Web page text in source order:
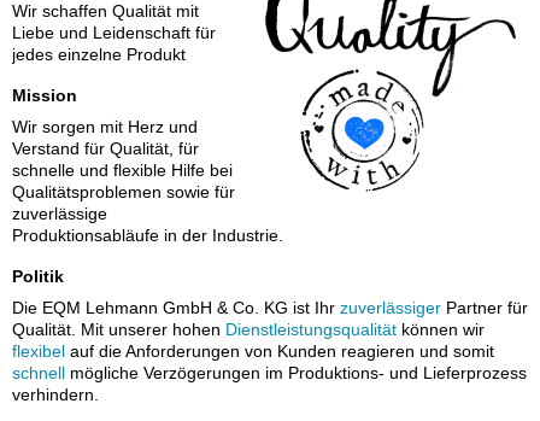
Wir schaffen Qualität mit
Liebe und Leidenschaft für
jedes einzelne Produkt
Mission
Wir sorgen mit Herz und
Verstand für Qualität, für
schnelle und flexible Hilfe bei
Qualitätsproblemen sowie für
zuverlässige
Produktionsabläufe in der Industrie.
Politik
Die EQM Lehmann GmbH & Co. KG ist Ihr zuverlässiger Partner für
Qualität. Mit unserer hohen Dienstleistungsqualität können wir
flexibel auf die Anforderungen von Kunden reagieren und somit
schnell mögliche Verzögerungen im Produktions- und Lieferprozess
verhindern.